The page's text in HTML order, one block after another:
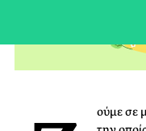
ούμε σε